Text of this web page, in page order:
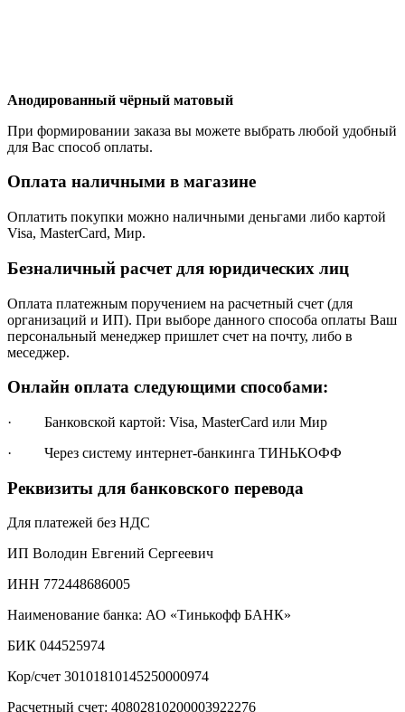
Анодированный чёрный матовый
При формировании заказа вы можете выбрать любой удобный
для Вас способ оплаты.
Оплата наличными в магазине
Оплатить покупки можно наличными деньгами либо картой
Visa, MasterCard, Мир.
Безналичный расчет для юридических лиц
Оплата платежным поручением на расчетный счет (для
организаций и ИП). При выборе данного способа оплаты Ваш
персональный менеджер пришлет счет на почту, либо в
меседжер.
Онлайн оплата следующими способами:
· Банковской картой: Visa, MasterCard или Мир
· Через систему интернет-банкинга ТИНЬКОФФ
Реквизиты для банковского перевода
Для платежей без НДС
ИП Володин Евгений Сергеевич
ИНН 772448686005
Наименование банка: АО «Тинькофф БАНК»
БИК 044525974
Кор/счет 30101810145250000974
Расчетный счет: 40802810200003922276